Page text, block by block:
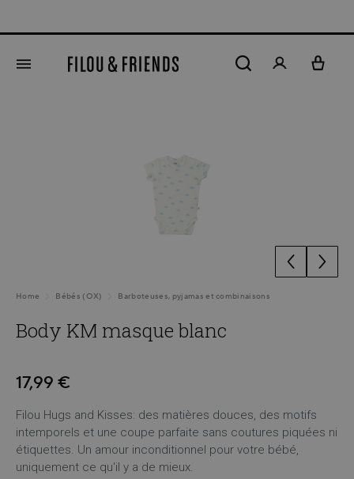
Home Bébés (OX) Barboteuses, pyjamas et combinaisons
Body KM masque blanc
17,99 €
Filou Hugs and Kisses: des matières douces, des motifs
intemporels et une coupe parfaite sans coutures piquées ni
étiquettes. Un amour inconditionnel pour votre bébé,
uniquement ce qu'il y a de mieux.